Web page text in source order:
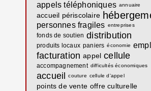
appels téléphoniques annuaire
accueil périscolaire
personnes fragiles entreprises
fonds de soutien distribution
produits locaux paniers économie
facturation appel cellule
accompagnement difficultés économiques
accueil couture cellule d'appel
points de vente offre culturelle